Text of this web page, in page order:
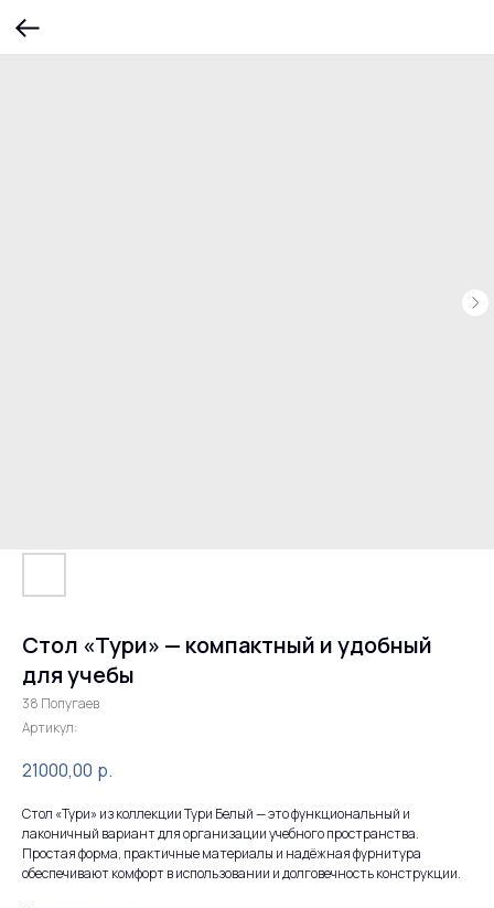
Стол «Тури» — компактный и удобный
для учебы
38 Попугаев
Артикул:
21000,00 р.
Стол «Тури» из коллекции Тури Белый — это функциональный и
лаконичный вариант для организации учебного пространства.
Простая форма, практичные материалы и надёжная фурнитура
обеспечивают комфорт в использовании и долговечность конструкции.